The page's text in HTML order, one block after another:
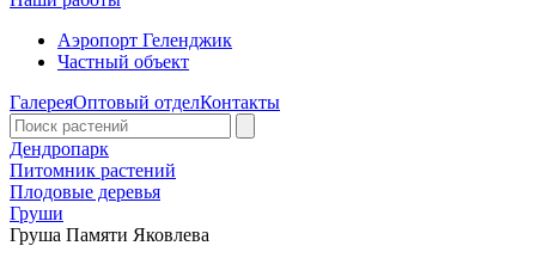
Аэропорт Геленджик
Частный объект
ГалереяОптовый отделКонтакты
Дендропарк
Питомник растений
Плодовые деревья
Груши
Груша Памяти Яковлева